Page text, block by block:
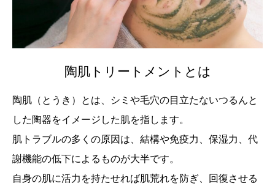
陶肌トリートメントとは
陶肌（とうき）とは、シミや毛穴の目立たないつるんと
した陶器をイメージした肌を指します。
肌トラブルの多くの原因は、結構や免疫力、保湿力、代
謝機能の低下によるものが大半です。
自身の肌に活力を持たせれば肌荒れを防ぎ、回復させる